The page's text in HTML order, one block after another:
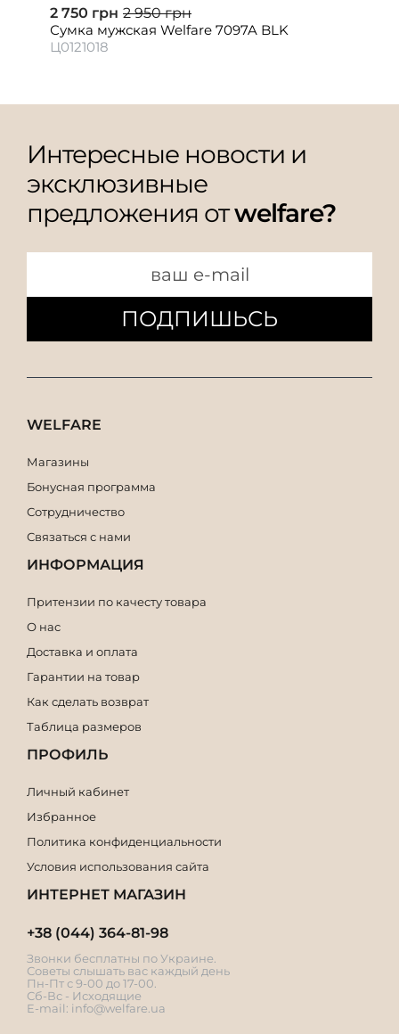
2 750 грн 2 950 грн
Сумка мужская Welfare 7097A BLK
Ц0121018
Интересные новости и
эксклюзивные
предложения отwelfare?
ПОДПИШЬСЬ
WELFARE
Магазины
Бонусная программа
Сотрудничество
Связаться с нами
ИНФОРМАЦИЯ
Притензии по качесту товара
О нас
Доставка и оплата
Гарантии на товар
Как сделать возврат
Таблица размеров
ПРОФИЛЬ
Личный кабинет
Избранное
Политика конфиденциальности
Условия использования сайта
ИНТЕРНЕТ МАГАЗИН
+38 (044) 364-81-98
Звонки бесплатны по Украине.
Советы слышать вас каждый день
Пн-Пт с 9-00 до 17-00.
Сб-Вс - Исходящие
E-mail: info@welfare.ua